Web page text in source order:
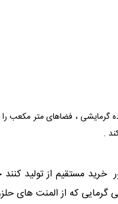
گرمایشی ، فضاهای متر مکعب
.
گرمایی که از المنت